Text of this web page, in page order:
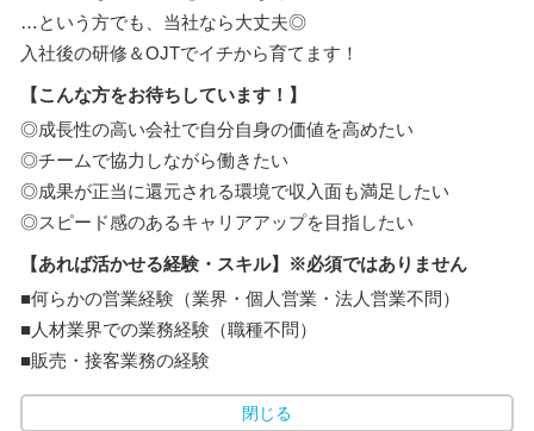
…という方でも、当社なら大丈夫◎
入社後の研修＆OJTでイチから育てます！
【こんな方をお待ちしています！】
◎成長性の高い会社で自分自身の価値を高めたい
◎チームで協力しながら働きたい
◎成果が正当に還元される環境で収入面も満足したい
◎スピード感のあるキャリアアップを目指したい
【あれば活かせる経験・スキル】※必須ではありません
■何らかの営業経験（業界・個人営業・法人営業不問）
■人材業界での業務経験（職種不問）
■販売・接客業務の経験
閉じる